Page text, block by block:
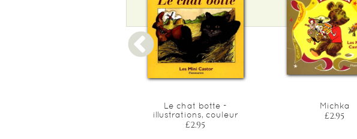
Le chat botte -
illustrations, couleur
£2.95
Michka
£2.95